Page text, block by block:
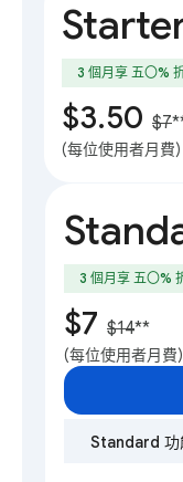
3 個月享 五〇%
$3.50 $7
(每位使用者月費)
3 個月享 五〇%
$7 $14**
(每位使用者月費)
Standard 功